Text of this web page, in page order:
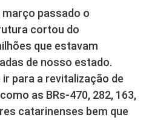
março passado o
cortou do
que estavam
de nosso estado.
ir para a revitalização de
as BRs-470, 282, 163,
catarinenses bem que